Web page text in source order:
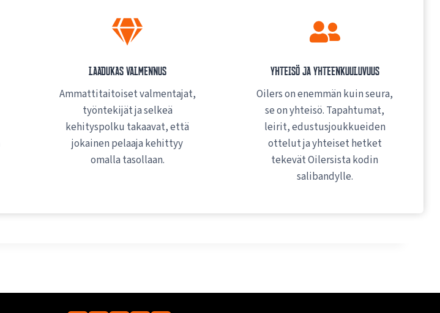
Laadukas valmennus
Ammattitaitoiset valmentajat,
työntekijät ja selkeä
kehityspolku takaavat, että
jokainen pelaaja kehittyy
omalla tasollaan.
Yhteisö ja yhteenkuuluvuus
Oilers on enemmän kuin seura,
se on yhteisö. Tapahtumat,
leirit, edustusjoukkueiden
ottelut ja yhteiset hetket
tekevät Oilersista kodin
salibandylle.